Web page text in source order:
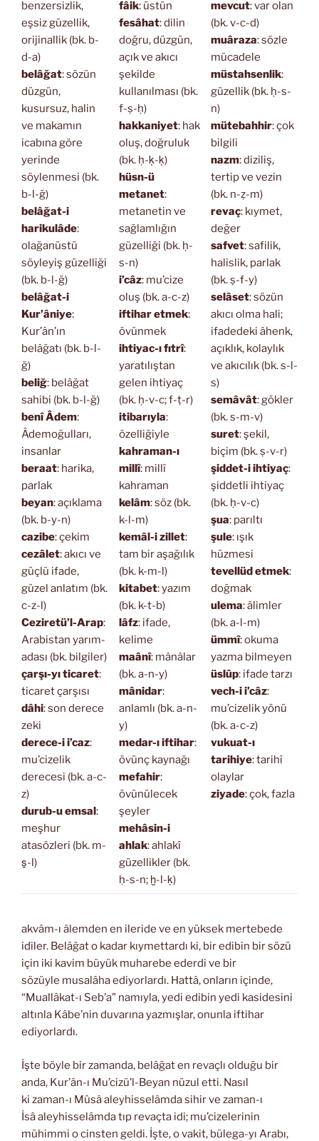
benzersizlik,
eşsiz güzellik,
orijinallik (bk. b-
d-a)
belâğat: sözün
düzgün,
kusursuz, halin
ve makamın
icabına göre
yerinde
söylenmesi (bk.
b-l-ğ)
belâğat-i
harikulâde:
olağanüstü
söyleyiş güzelliği
(bk. b-l-ğ)
belâğat-i
Kur’âniye:
Kur’ân’ın
belâğatı (bk. b-l-
ğ)
beliğ: belâğat
sahibi (bk. b-l-ğ)
benî Âdem:
Âdemoğulları,
insanlar
beraat: harika,
parlak
beyan: açıklama
(bk. b-y-n)
cazibe: çekim
cezâlet: akıcı ve
güçlü ifade,
güzel anlatım (bk.
c-z-l)
Ceziretü’l-Arap:
Arabistan yarım-
adası (bk. bilgiler)
çarşı-yı ticaret:
ticaret çarşısı
dâhi: son derece
zeki
derece-i i’caz:
mu’cizelik
derecesi (bk. a-c-
z)
durub-u emsal:
meşhur
atasözleri (bk. m-
s̱-l)
fâik: üstün
fesâhat: dilin
doğru, düzgün,
açık ve akıcı
şekilde
kullanılması (bk.
f-ṣ-ḥ)
hakkaniyet: hak
oluş, doğruluk
(bk. ḥ-ḳ-ḳ)
hüsn-ü
metanet:
metanetin ve
sağlamlığın
güzelliği (bk. ḥ-
s-n)
i’câz: mu’cize
oluş (bk. a-c-z)
iftihar etmek:
övünmek
ihtiyac-ı fıtrî:
yaratılıştan
gelen ihtiyaç
(bk. ḥ-v-c; f-ṭ-r)
itibarıyla:
özelliğiyle
kahraman-ı
millî: millî
kahraman
kelâm: söz (bk.
k-l-m)
kemâl-i zillet:
tam bir aşağılık
(bk. k-m-l)
kitabet: yazım
(bk. k-t-b)
lâfz: ifade,
kelime
maânî: mânâlar
(bk. a-n-y)
mânidar:
anlamlı (bk. a-n-
y)
medar-ı iftihar:
övünç kaynağı
mefahir:
övünülecek
şeyler
mehâsin-i
ahlak: ahlakî
güzellikler (bk.
ḥ-s-n; ḫ-l-ḳ)
mevcut: var olan
(bk. v-c-d)
muâraza: sözle
mücadele
müstahsenlik:
güzellik (bk. ḥ-s-
n)
mütebahhir: çok
bilgili
nazm: diziliş,
tertip ve vezin
(bk. n-ẓ-m)
revaç: kıymet,
değer
safvet: safilik,
halislik, parlak
(bk. ṣ-f-y)
selâset: sözün
akıcı olma hali;
ifadedeki âhenk,
açıklık, kolaylık
ve akıcılık (bk. s-l-
s)
semâvât: gökler
(bk. s-m-v)
suret: şekil,
biçim (bk. ṣ-v-r)
şiddet-i ihtiyaç:
şiddetli ihtiyaç
(bk. ḥ-v-c)
şua: parıltı
şule: ışık
hüzmesi
tevellüd etmek:
doğmak
ulema: âlimler
(bk. a-l-m)
ümmî: okuma
yazma bilmeyen
üslûp: ifade tarzı
vech-i i’câz:
mu’cizelik yönü
(bk. a-c-z)
vukuat-ı
tarihiye: tarihî
olaylar
ziyade: çok, fazla
akvâm-ı âlemden en ileride ve en yüksek mertebede
idiler. Belâğat o kadar kıymettardı ki, bir edibin bir sözü
için iki kavim büyük muharebe ederdi ve bir
sözüyle musalâha ediyorlardı. Hattâ, onların içinde,
“Muallâkat-ı Seb’a” namıyla, yedi edibin yedi kasidesini
altınla Kâbe’nin duvarına yazmışlar, onunla iftihar
ediyorlardı.
İşte böyle bir zamanda, belâğat en revaçlı olduğu bir
anda, Kur’ân-ı Mu’cizü’l-Beyan nüzul etti. Nasıl
ki zaman-ı Mûsâ aleyhisselâmda sihir ve zaman-ı
İsâ aleyhisselâmda tıp revaçta idi; mu’cizelerinin
mühimmi o cinsten geldi. İşte, o vakit, bülega-yı Arabı,